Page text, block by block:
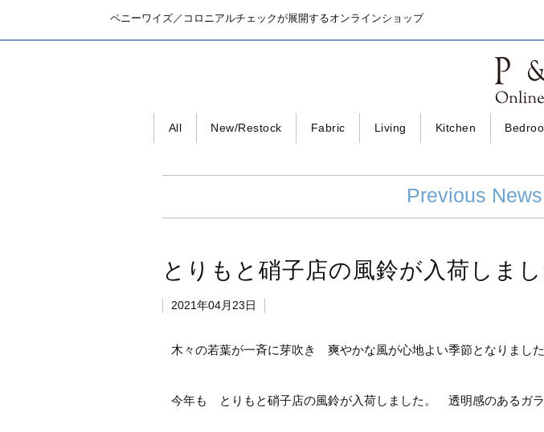
ペニーワイズ／コロニアルチェックが展開するオンラインショップ
All New/Restock Fabric Living Kitchen
Previous News
とりもと硝子店の風鈴が入荷しまし
2021年04月23日
木々の若葉が一斉に芽吹き 爽やかな風が心地よい季節となりました
今年も とりもと硝子店の風鈴が入荷しました。 透明感のあるガラ